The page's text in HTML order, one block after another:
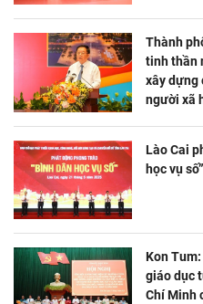
Thành
tinh thần
xây dựng
người xã
Lào Cai
học vụ số”
Kon
giáo dục
Chí Minh